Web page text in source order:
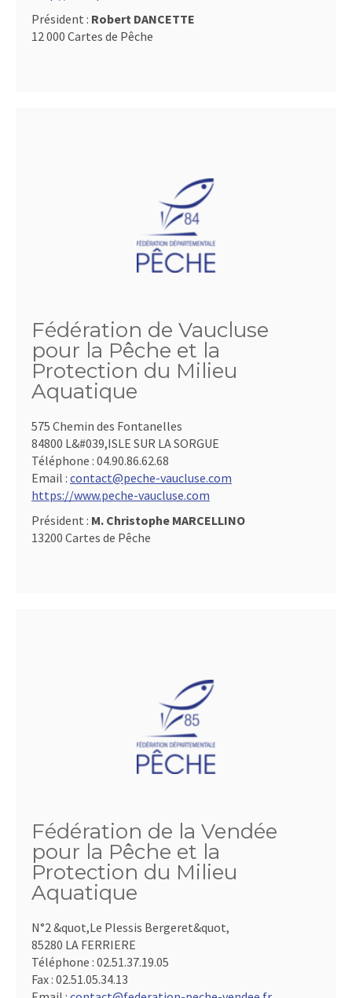
Président : Robert DANCETTE
12 000 Cartes de Pêche
Fédération de Vaucluse
pour la Pêche et la
Protection du Milieu
Aquatique
575 Chemin des Fontanelles
84800 L&#039,ISLE SUR LA SORGUE
Téléphone : 04.90.86.62.68
Email : contact@peche-vaucluse.com
https://www.peche-vaucluse.com
Président : M. Christophe MARCELLINO
13200 Cartes de Pêche
Fédération de la Vendée
pour la Pêche et la
Protection du Milieu
Aquatique
N°2 &quot,Le Plessis Bergeret&quot,
85280 LA FERRIERE
Téléphone : 02.51.37.19.05
Fax : 02.51.05.34.13